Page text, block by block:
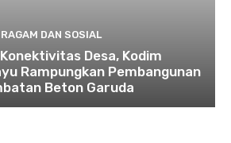
RAGAM DAN SOSIAL
Desa, Kodim
Rampungkan Pembangunan
Beton Garuda